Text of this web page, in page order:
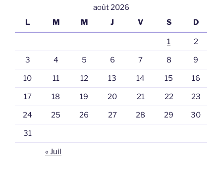
août 2026
L
M M J V S D
1 2
3 4 5 6 7 8 9
10 11 12 13 14 15 16
17 18 19 20 21 22 23
24 25 26 27 28 29 30
31
« Juil